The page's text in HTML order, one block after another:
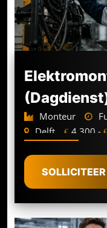
Monteur
Delft
€ 4.300 - €
SOLLICITEER